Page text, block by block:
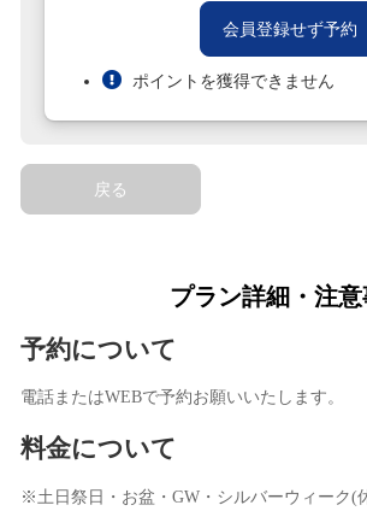
会員登録せず予約
ポイントを獲得できません
戻る
プラン詳細・注
予約について
電話またはWEBで予約お願いいたします。
料金について
※土日祭日・お盆・GW・シルバーウィーク(